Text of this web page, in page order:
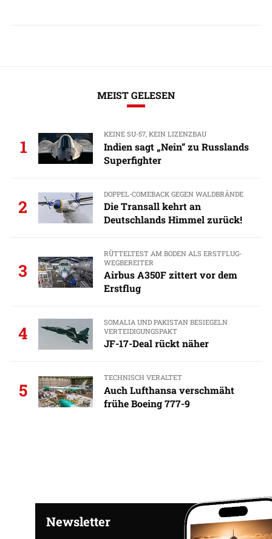
MEIST GELESEN
1
KEINE SU-57, KEIN LIZENZBAU
Indien sagt „Nein“ zu Russlands
Superfighter
2
DOPPEL-COMEBACK GEGEN WALDBRÄNDE
Die Transall kehrt an
Deutschlands Himmel zurück!
3
RÜTTELTEST AM BODEN ALS ERSTFLUG-
WEGBEREITER
Airbus A350F zittert vor dem
Erstflug
4
SOMALIA UND PAKISTAN BESIEGELN
VERTEIDIGUNGSPAKT
JF-17-Deal rückt näher
5
TECHNISCH VERALTET
Auch Lufthansa verschmäht
frühe Boeing 777-9
Newsletter